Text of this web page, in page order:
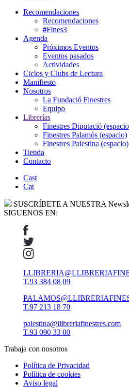
Recomendaciones
Recomendaciones
#Fines3
Agenda
Próximos Eventos
Eventos pasados
Actividades
Ciclos y Clubs de Lectura
Manifiesto
Nosotros
La Fundació Finestres
Equipo
Librerías
Finestres Diputació
Finestres Palamós (espacio)
Finestres Palestina (espacio)
Tienda
Contacto
Cast
Cat
SUSCRÍBETE A NUESTRA
SIGUENOS EN:
T.93 384 08 09
T.97 213 18 70
palestina@llibreriafinestres.com
T.93 090 33 00
Trabaja con nosotros
Política de Privacidad
Política de cookies
Aviso legal